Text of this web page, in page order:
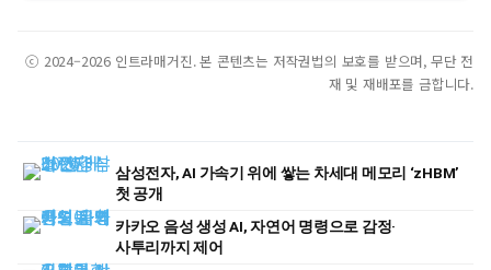
ⓒ 2024–2026 인트라매거진. 본 콘텐츠는 저작권법의 보호를 받으며, 무단 전
재 및 재배포를 금합니다.
삼성전자, AI 가속기 위에 쌓는 차세대 메모리 ‘zHBM’
첫 공개
카카오 음성 생성 AI, 자연어 명령으로 감정·
사투리까지 제어